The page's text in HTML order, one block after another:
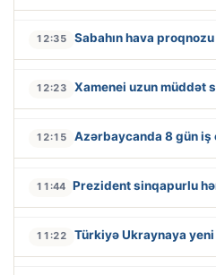
12:35 Sabahın hava proqnozu
12:23 Xamenei uzun müddət
12:15 Azərbaycanda 8 gün iş
11:44 Prezident sinqapurlu
11:22 Türkiyə Ukraynaya